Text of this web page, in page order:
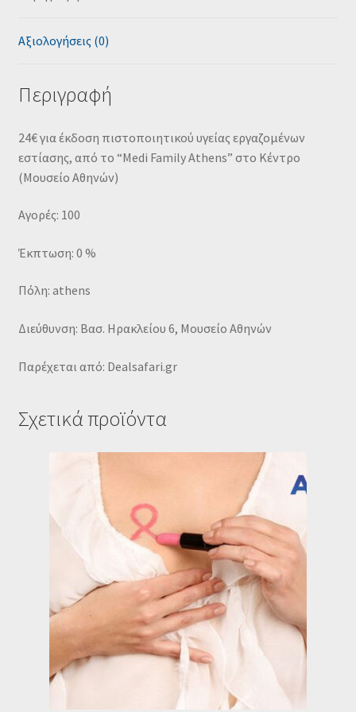
Αξιολογήσεις (0)
Περιγραφή
24€ για έκδοση πιστοποιητικού υγείας εργαζομένων
εστίασης, από το “Medi Family Athens” στο Κέντρο
(Μουσείο Αθηνών)
Αγορές: 100
Έκπτωση: 0 %
Πόλη: athens
Διεύθυνση: Βασ. Ηρακλείου 6, Μουσείο Αθηνών
Παρέχεται από: Dealsafari.gr
Σχετικά προϊόντα